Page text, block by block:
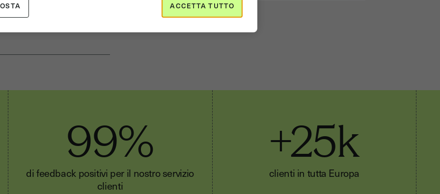
99%
di feedback positivi per il nostro servizio
clienti
+25k
clienti in tutta Europa
ACCETTA TUTTO